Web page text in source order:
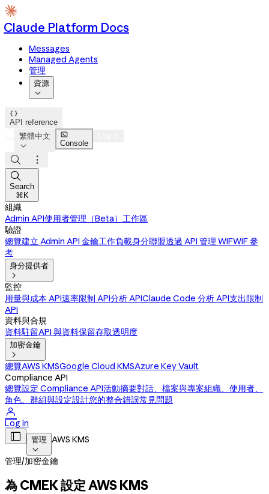
Claude Platform Docs
Messages
Managed Agents
管理
資源


API reference
繁體中文


Console



Search
⌘K
組織
Admin API使用者管理（Beta） 工作區
驗證
總覽建立 Admin API 金鑰工作負載身分聯盟透過 API 管理 WIFWIF 參
考
身分提供者

監控
用量與成本 API速率限制 API分析 APIClaude Code 分析 API支出限制
API
資料與合規
資料駐留API 與資料保留存取透明度
加密金鑰

總覽AWS KMSGoogle Cloud KMSAzure Key Vault
Compliance API
總覽設定 Compliance API活動摘要對話、檔案與專案組織、使用者、
角色、群組與設定設計您的整合錯誤常見問題

Log in
 管理

AWS KMS
管理/加密金鑰
為 CMEK 設定 AWS KMS